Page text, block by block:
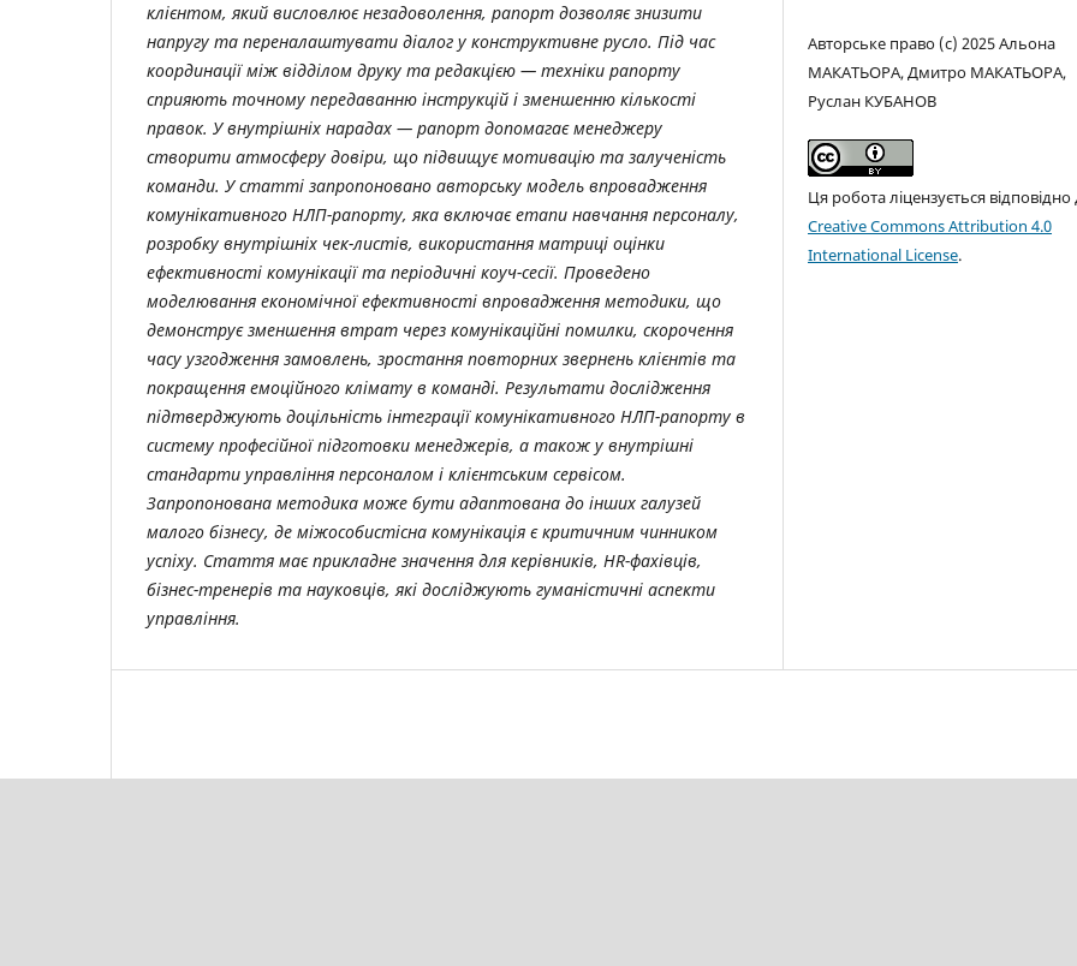
клієнтом, який висловлює незадоволення, рапорт дозволяє знизити
напругу та переналаштувати діалог у конструктивне русло. Під час
координації між відділом друку та редакцією — техніки рапорту
сприяють точному передаванню інструкцій і зменшенню кількості
правок. У внутрішніх нарадах — рапорт допомагає менеджеру
створити атмосферу довіри, що підвищує мотивацію та залученість
команди. У статті запропоновано авторську модель впровадження
комунікативного НЛП-рапорту, яка включає етапи навчання персоналу,
розробку внутрішніх чек-листів, використання матриці оцінки
ефективності комунікації та періодичні коуч-сесії. Проведено
моделювання економічної ефективності впровадження методики, що
демонструє зменшення втрат через комунікаційні помилки, скорочення
часу узгодження замовлень, зростання повторних звернень клієнтів та
покращення емоційного клімату в команді. Результати дослідження
підтверджують доцільність інтеграції комунікативного НЛП-рапорту в
систему професійної підготовки менеджерів, а також у внутрішні
стандарти управління персоналом і клієнтським сервісом.
Запропонована методика може бути адаптована до інших галузей
малого бізнесу, де міжособистісна комунікація є критичним чинником
успіху. Стаття має прикладне значення для керівників, HR-фахівців,
бізнес-тренерів та науковців, які досліджують гуманістичні аспекти
управління.
Авторське право (c) 2025 Альона
МАКАТЬОРА, Дмитро МАКАТЬОРА,
Руслан КУБАНОВ
Ця робота ліцензується відповідно
Creative Commons Attribution 4.0
International License.